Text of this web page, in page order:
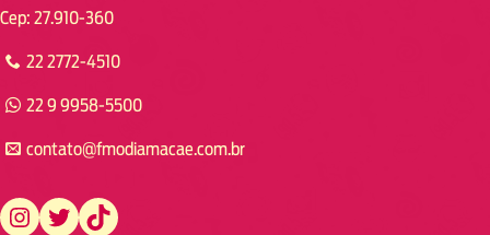
Cep: 27.910-360
22 2772-4510
22 9 9958-5500
contato@fmodiamacae.com.br
https://www.instagram.com/fmodia.macae/ https://twitter.com/fmodia.macae/ https://www.tiktok.com/@fmodia.macae